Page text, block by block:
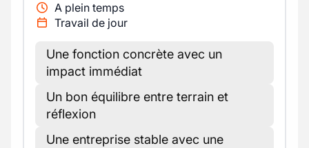
A plein temps
Travail de jour
Une fonction concrète avec un
impact immédiat
Un bon équilibre entre terrain et
réflexion
Une entreprise stable avec une